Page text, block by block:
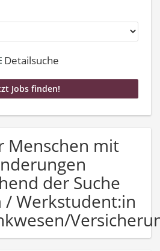
Detailsuche
Menschen mit
der Suche
Werkstudent:in